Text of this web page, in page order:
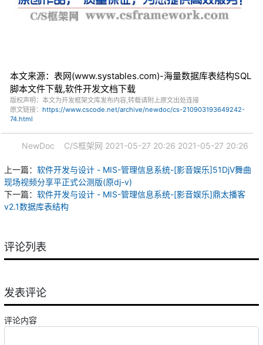
本文来源：表网(www.systables.com)-海量数据库表结构SQL
脚本文件下载,软件开发文档下载
版权声明：本文为开发框架文库发布内容,转载请附上原文出处连接
原文链接： https://www.cscode.net/archive/newdoc/cs-210903193649242-
74.html
NewDoc C/S框架网 2021-05-27 20:26 2021-05-27 20:26
上一篇： 软件开发与设计 - MIS-管理信息系统-[影音娱乐]51DjV舞曲
现场视频分享平正式公测版(原dj-v)
下一篇： 软件开发与设计 - MIS-管理信息系统-[影音娱乐]鼎太播客
v2.1数据库表结构
评论列表
发表评论
评论内容